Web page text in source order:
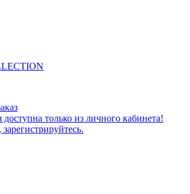
только из личного кабинета!